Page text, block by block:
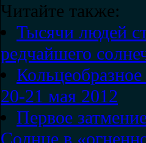
Читайте также:
Тысячи людей
редчайшего
20-21 мая 2012
Первое
Солнце в